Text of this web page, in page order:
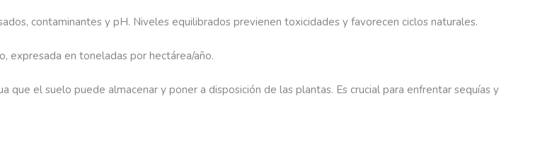
contaminantes y pH. Niveles equilibrados previenen toxicidades y favorecen ciclos naturales.
expresada en toneladas por hectárea/año.
que el suelo puede almacenar y poner a disposición de las plantas. Es crucial para enfrentar sequías y